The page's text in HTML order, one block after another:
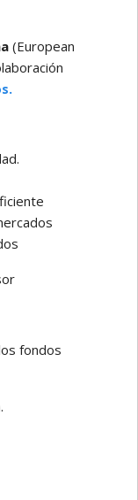
(European
fondos